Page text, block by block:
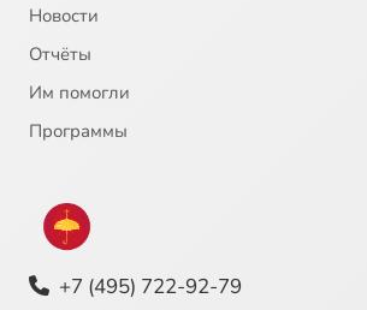
Новости
Отчёты
Им помогли
Программы
+7 (495) 722-92-79